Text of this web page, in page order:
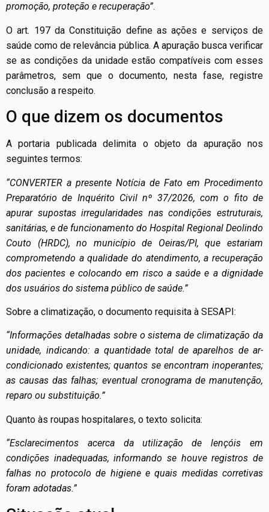
promoção, proteção e recuperação”.
O art. 197 da Constituição define as ações e serviços de
saúde como de relevância pública. A apuração busca verificar
se as condições da unidade estão compatíveis com esses
parâmetros, sem que o documento, nesta fase, registre
conclusão a respeito.
O que dizem os documentos
A portaria publicada delimita o objeto da apuração nos
seguintes termos:
“CONVERTER a presente Notícia de Fato em Procedimento
Preparatório de Inquérito Civil nº 37/2026, com o fito de
apurar supostas irregularidades nas condições estruturais,
sanitárias, e de funcionamento do Hospital Regional Deolindo
Couto (HRDC), no município de Oeiras/PI, que estariam
comprometendo a qualidade do atendimento, a recuperação
dos pacientes e colocando em risco a saúde e a dignidade
dos usuários do sistema público de saúde.”
Sobre a climatização, o documento requisita à SESAPI:
“Informações detalhadas sobre o sistema de climatização da
unidade, indicando: a quantidade total de aparelhos de ar-
condicionado existentes; quantos se encontram inoperantes;
as causas das falhas; eventual cronograma de manutenção,
reparo ou substituição.”
Quanto às roupas hospitalares, o texto solicita:
“Esclarecimentos acerca da utilização de lençóis em
condições inadequadas, informando se houve registros de
falhas no protocolo de higiene e quais medidas corretivas
foram adotadas.”